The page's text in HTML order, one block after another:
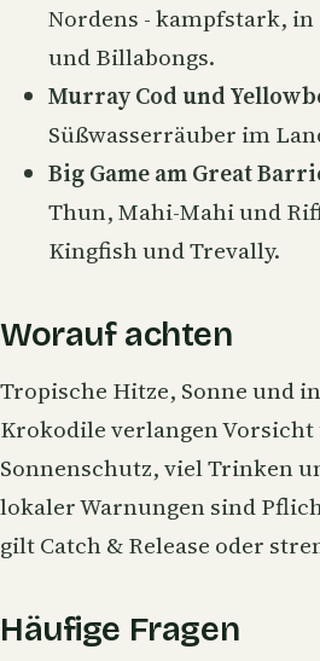
Nordens - kampfstark,
und Billabongs.
Murray Cod und
Süßwasserräuber im
Big Game am Great
Thun, Mahi-Mahi und
Kingfish und Trevally.
Worauf achten
Tropische Hitze, Sonne und
Krokodile verlangen
Sonnenschutz, viel Trinken
lokaler Warnungen sind
gilt Catch & Release oder
Häufige Fragen